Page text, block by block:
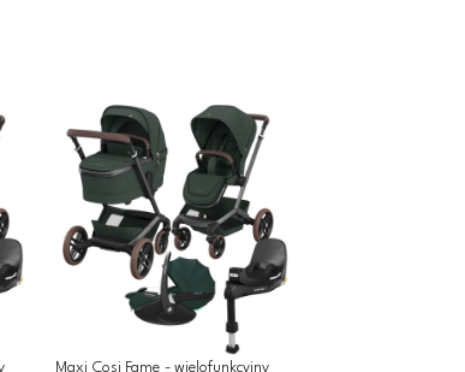
Maxi Cosi Fame - wielofunkcyjny